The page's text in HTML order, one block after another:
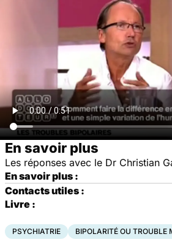
En savoir plus
Les réponses avec le Dr Christian
En savoir plus :
Contacts utiles :
Livre :
PSYCHIATRIE BIPOLARITÉ OU TROUBLE